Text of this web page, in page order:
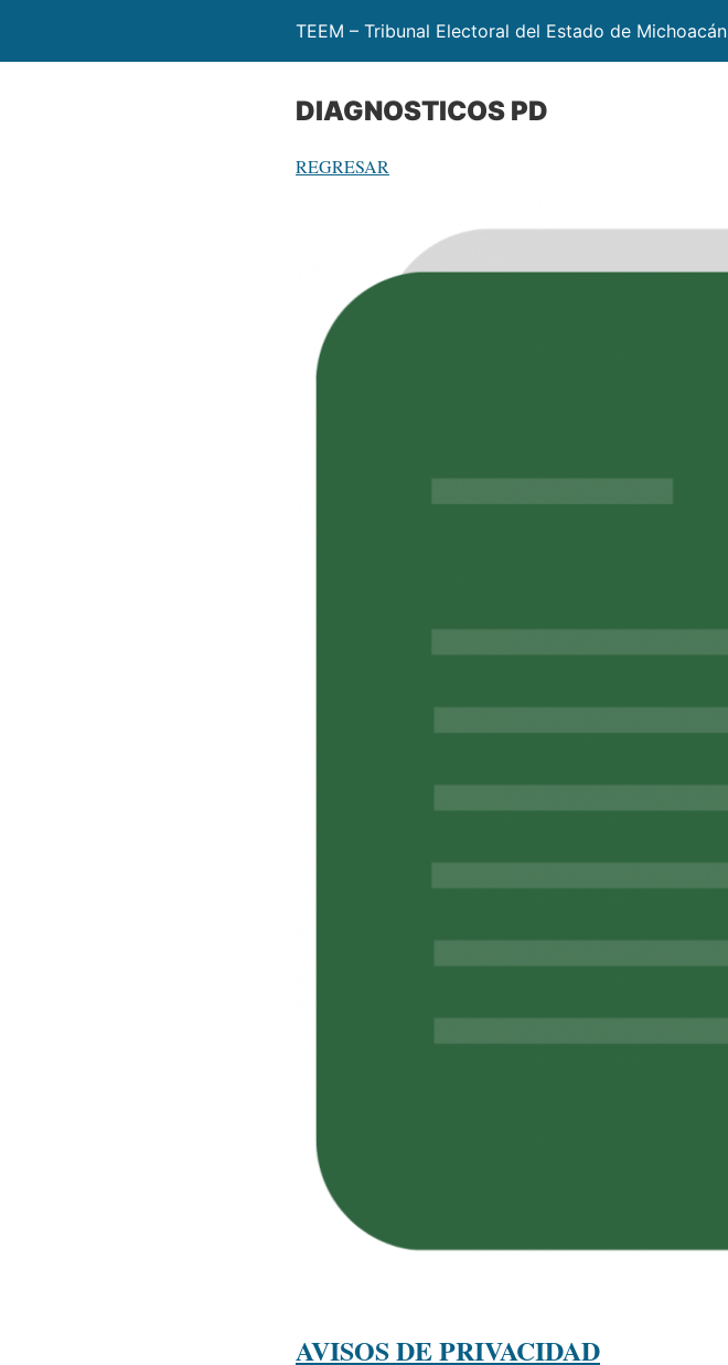
TEEM – Tribunal Electoral del Estado de Michoacán
DIAGNOSTICOS PD
REGRESAR
AVISOS DE PRIVACIDAD